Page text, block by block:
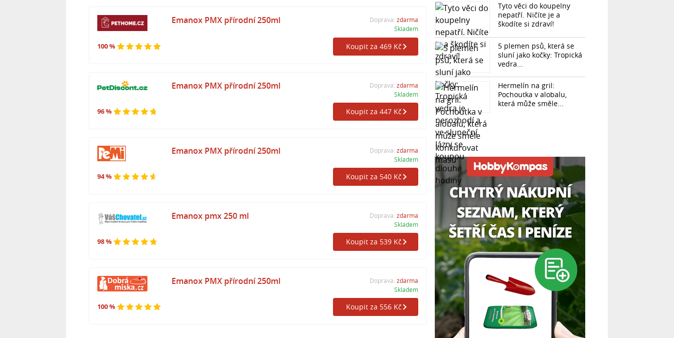
100 %
Emanox PMX přírodní 250ml Doprava: zdarma
Skladem
Koupit za 469 Kč
96 %
Emanox PMX přírodní 250ml Doprava: zdarma
Skladem
Koupit za 447 Kč
94 %
Emanox PMX přírodní 250ml Doprava: zdarma
Skladem
Koupit za 540 Kč
98 %
Emanox pmx 250 ml Doprava: zdarma
Skladem
Koupit za 539 Kč
100 %
Emanox PMX přírodní 250ml Doprava: zdarma
Skladem
Koupit za 556 Kč
Tyto věci do koupelny
nepatří. Ničíte je a
škodíte si zdraví!
5 plemen psů, která se
sluní jako kočky: Tropická
vedra...
Hermelín na gril:
Pochoutka v alobalu,
která může směle...